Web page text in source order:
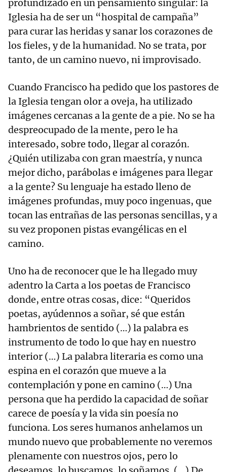
profundizado en un pensamiento singular: la
Iglesia ha de ser un “hospital de campaña”
para curar las heridas y sanar los corazones de
los fieles, y de la humanidad. No se trata, por
tanto, de un camino nuevo, ni improvisado.
Cuando Francisco ha pedido que los pastores de
la Iglesia tengan olor a oveja, ha utilizado
imágenes cercanas a la gente de a pie. No se ha
despreocupado de la mente, pero le ha
interesado, sobre todo, llegar al corazón.
¿Quién utilizaba con gran maestría, y nunca
mejor dicho, parábolas e imágenes para llegar
a la gente? Su lenguaje ha estado lleno de
imágenes profundas, muy poco ingenuas, que
tocan las entrañas de las personas sencillas, y a
su vez proponen pistas evangélicas en el
camino.
Uno ha de reconocer que le ha llegado muy
adentro la Carta a los poetas de Francisco
donde, entre otras cosas, dice: “Queridos
poetas, ayúdennos a soñar, sé que están
hambrientos de sentido (…) la palabra es
instrumento de todo lo que hay en nuestro
interior (…) La palabra literaria es como una
espina en el corazón que mueve a la
contemplación y pone en camino (…) Una
persona que ha perdido la capacidad de soñar
carece de poesía y la vida sin poesía no
funciona. Los seres humanos anhelamos un
mundo nuevo que probablemente no veremos
plenamente con nuestros ojos, pero lo